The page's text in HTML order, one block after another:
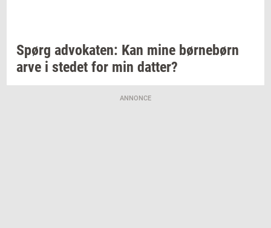
Spørg ad­vo­ka­ten: Kan mine bør­ne­børn
arve i ste­det for min dat­ter?
ANNONCE